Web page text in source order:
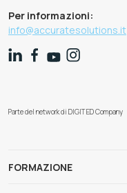
Per informazioni:
info@accuratesolutions.it
Parte del network di DIGIT ED Company
FORMAZIONE